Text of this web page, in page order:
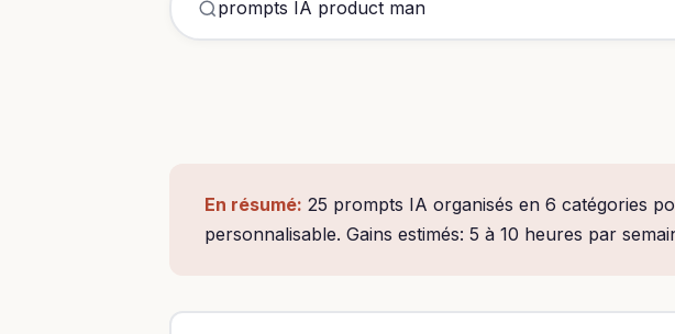
En résumé: 25 prompts IA organisés en 6 catégories
personnalisable. Gains estimés: 5 à 10 heures par